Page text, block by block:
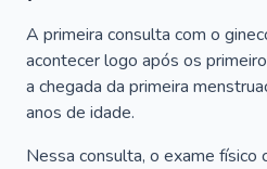
A primeira consulta com o
acontecer logo após os
a chegada da primeira
anos de idade.
Nessa consulta, o exame físico